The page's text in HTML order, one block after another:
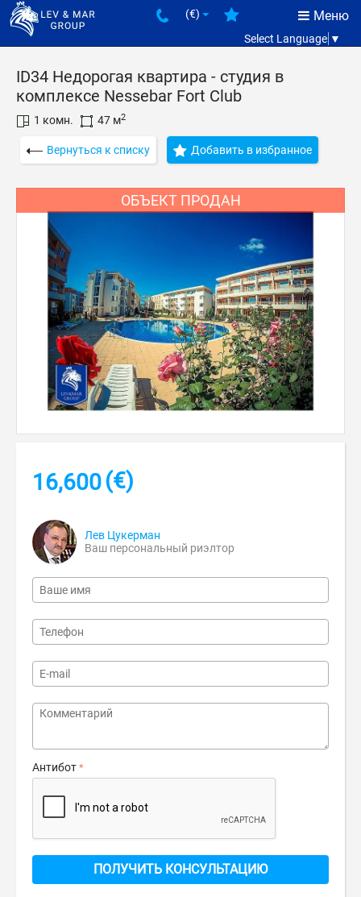
Меню
(€)
Select Language ▼
ID34 Недорогая квартира - студия в
комплексе Nessebar Fort Club
1 комн. 47 м2
Вернуться к списку Добавить в избранное
ОБЪЕКТ ПРОДАН
16,600(€)
Лев Цукерман
Ваш персональный риэлтор
Антибот
ПОЛУЧИТЬ КОНСУЛЬТАЦИЮ